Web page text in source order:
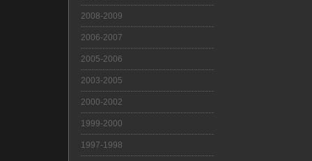
2008-2009
2006-2007
2005-2006
2003-2005
2000-2002
1999-2000
1997-1998